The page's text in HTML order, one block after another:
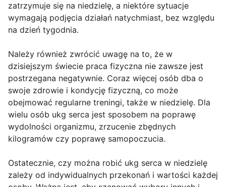
zatrzymuje się na niedzielę, a niektóre sytuacje
wymagają podjęcia działań natychmiast, bez względu
na dzień tygodnia.
Należy również zwrócić uwagę na to, że w
dzisiejszym świecie praca fizyczna nie zawsze jest
postrzegana negatywnie. Coraz więcej osób dba o
swoje zdrowie i kondycję fizyczną, co może
obejmować regularne treningi, także w niedzielę. Dla
wielu osób ukg serca jest sposobem na poprawę
wydolności organizmu, zrzucenie zbędnych
kilogramów czy poprawę samopoczucia.
Ostatecznie, czy można robić ukg serca w niedzielę
zależy od indywidualnych przekonań i wartości każdej